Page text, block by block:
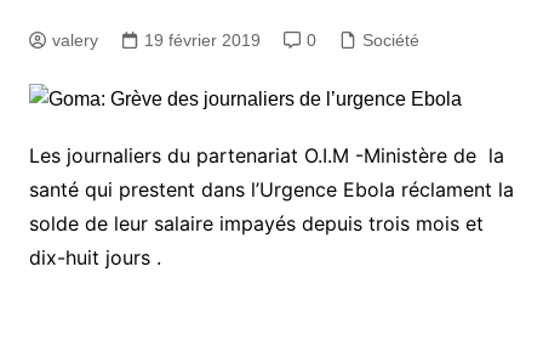
valery 19 février 2019 0 Société
Les journaliers du partenariat O.I.M -Ministère de la
santé qui prestent dans l’Urgence Ebola réclament la
solde de leur salaire impayés depuis trois mois et
dix-huit jours .